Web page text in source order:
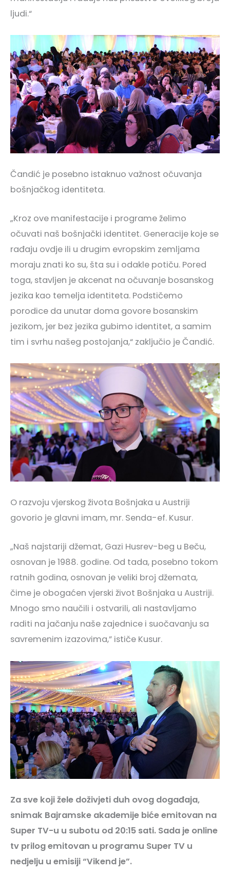
ljudi.“
Čandić je posebno istaknuo važnost očuvanja
bošnjačkog identiteta.
„Kroz ove manifestacije i programe želimo
očuvati naš bošnjački identitet. Generacije koje se
rađaju ovdje ili u drugim evropskim zemljama
moraju znati ko su, šta su i odakle potiču. Pored
toga, stavljen je akcenat na očuvanje bosanskog
jezika kao temelja identiteta. Podstičemo
porodice da unutar doma govore bosanskim
jezikom, jer bez jezika gubimo identitet, a samim
tim i svrhu našeg postojanja,“ zaključio je Čandić.
O razvoju vjerskog života Bošnjaka u Austriji
govorio je glavni imam, mr. Senda-ef. Kusur.
„Naš najstariji džemat, Gazi Husrev-beg u Beču,
osnovan je 1988. godine. Od tada, posebno tokom
ratnih godina, osnovan je veliki broj džemata,
čime je obogaćen vjerski život Bošnjaka u Austriji.
Mnogo smo naučili i ostvarili, ali nastavljamo
raditi na jačanju naše zajednice i suočavanju sa
savremenim izazovima,” ističe Kusur.
Za sve koji žele doživjeti duh ovog događaja,
snimak Bajramske akademije biće emitovan na
Super TV-u u subotu od 20:15 sati. Sada je online
tv prilog emitovan u programu Super TV u
nedjelju u emisiji “Vikend je”.